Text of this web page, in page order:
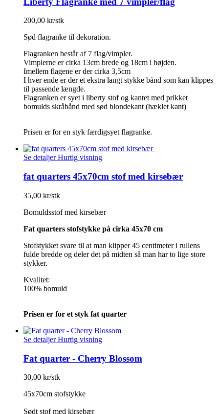
200,00 kr/stk
Sød flagranke til dekoration.
Flagranken består af 7 flag/vimpler.
Vimplerne er cirka 13cm brede og 18cm i højden.
Imellem flagene er der cirka 3,5cm
I hver ende er der et ekstra langt stykke bånd som kan klippes
til passende længde.
Flagranken er syet i liberty stof og kantet med prikket
bomulds skråbånd med sød blondekant (hæklet kant)
Prisen er for en styk færdigsyet flagranke.
Se detaljerHurtig visning
fat quarters 45x70cm stof med kirsebær
35,00 kr/stk
Bomuldsstof med kirsebær
Fat quarters stofstykke på cirka 45x70 cm
Stofstykket svare til at man klipper 45 centimeter i rullens
fulde bredde og deler det på midten så man har to lige store
stykker.
Kvalitet:
100% bomuld
Prisen er for et styk fat quarter
Se detaljerHurtig visning
Fat quarter - Cherry Blossom
30,00 kr/stk
45x70cm stofstykke
Sødt stof med kirsebær